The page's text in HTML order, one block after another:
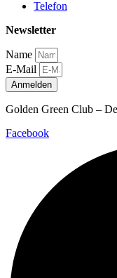
Telefon
Newsletter
Name
E-Mail
Anmelden
Golden Green Club –
Facebook